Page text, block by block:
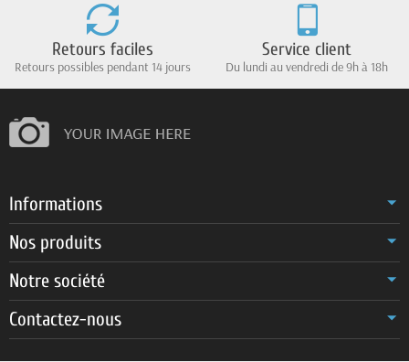
Retours faciles
Retours possibles pendant 14 jours
Service client
Du lundi au vendredi de 9h à 18h
Informations
Nos produits
Notre société
Contactez-nous